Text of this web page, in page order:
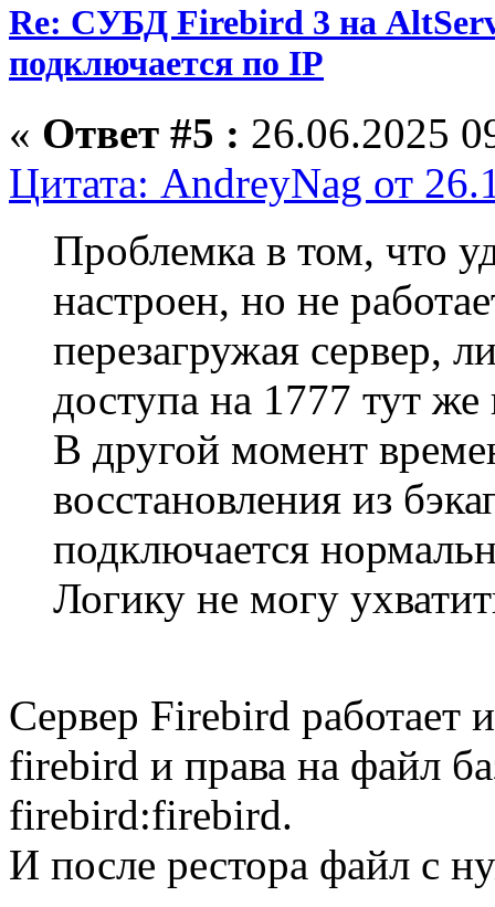
Re: СУБД Firebird 3 на
подключается по IP
« Ответ #5 : 26.06.2025
Цитата: AndreyNag от
Проблемка в том, что
настроен, но не
перезагружая сервер,
доступа на 1777 тут
В другой момент
восстановления из
подключается
Логику не могу
Сервер Firebird работает
firebird и права на файл
firebird:firebird.
И после рестора файл с